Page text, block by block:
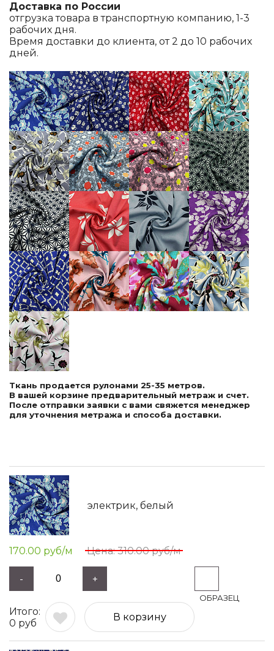
Доставка по России
отгрузка товара в транспортную компанию, 1-3
рабочих дня.
Время доставки до клиента, от 2 до 10 рабочих
дней.
Ткань продается рулонами 25-35 метров.
В вашей корзине предварительный метраж и счет.
После отправки заявки с вами свяжется менеджер
для уточнения метража и способа доставки.
электрик, белый
170.00 руб/м 310.00руб/м
- +
0 руб
В корзину